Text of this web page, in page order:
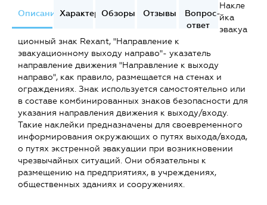
ОписаниеХарактеристики
Обзоры Отзывы
Вопрос-
ответ
Накле
йка
эвакуа
ционный знак Rexant, "Направление к
эвакуационному выходу направо"- указатель
направление движения "Направление к выходу
направо", как правило, размещается на стенах и
ограждениях. Знак используется самостоятельно или
в составе комбинированных знаков безопасности для
указания направления движения к выходу/входу.
Такие наклейки предназначены для своевременного
информирования окружающих о путях выхода/входа,
о путях экстренной эвакуации при возникновении
чрезвычайных ситуаций. Они обязательны к
размещению на предприятиях, в учреждениях,
общественных зданиях и сооружениях.